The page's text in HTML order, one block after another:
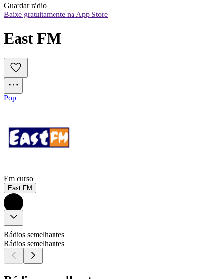
Guardar rádio
Baixe gratuitamente na App Store
East FM
Pop
Em curso
East FM
Rádios semelhantes
Rádios semelhantes